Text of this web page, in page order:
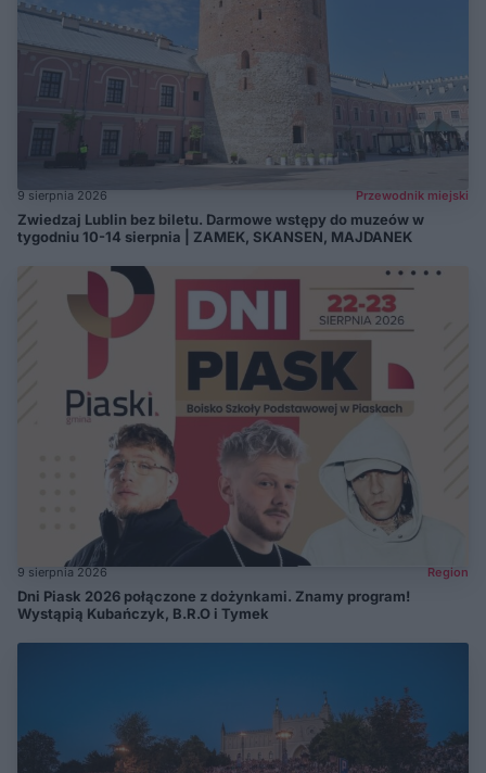
9 sierpnia 2026 Przewodnik miejski
Zwiedzaj Lublin bez biletu. Darmowe wstępy do muzeów w
tygodniu 10-14 sierpnia | ZAMEK, SKANSEN, MAJDANEK
9 sierpnia 2026 Region
Dni Piask 2026 połączone z dożynkami. Znamy program!
Wystąpią Kubańczyk, B.R.O i Tymek